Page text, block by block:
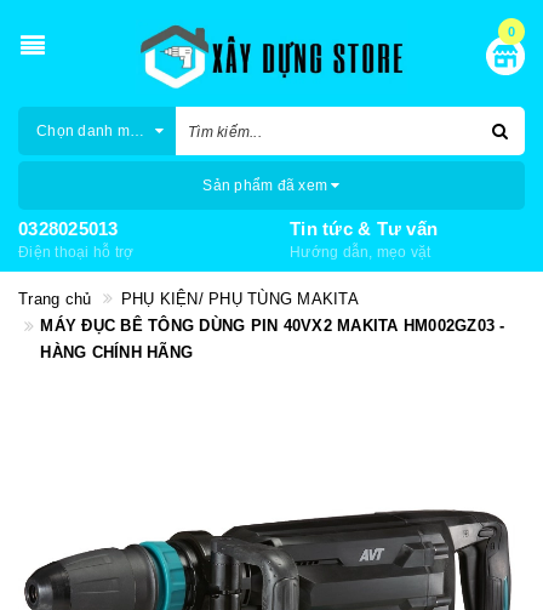
0
Chọn danh mục
Sản phẩm đã xem
0328025013
Điện thoại hỗ trợ
Tin tức & Tư vấn
Hướng dẫn, mẹo vặt
Trang chủ
PHỤ KIỆN/ PHỤ TÙNG MAKITA
MÁY ĐỤC BÊ TÔNG DÙNG PIN 40VX2 MAKITA HM002GZ03 -
HÀNG CHÍNH HÃNG